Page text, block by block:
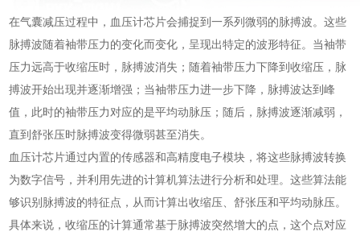
在气囊减压过程中，血压计芯片会捕捉到一系列微弱的脉搏波。这些
脉搏波随着袖带压力的变化而变化，呈现出特定的波形特征。当袖带
压力远高于收缩压时，脉搏波消失；随着袖带压力下降到收缩压，脉
搏波开始出现并逐渐增强；当袖带压力进一步下降，脉搏波达到峰
值，此时的袖带压力对应的是平均动脉压；随后，脉搏波逐渐减弱，
直到舒张压时脉搏波变得微弱甚至消失。
血压计芯片通过内置的传感器和高精度电子模块，将这些脉搏波转换
为数字信号，并利用先进的计算机算法进行分析和处理。这些算法能
够识别脉搏波的特征点，从而计算出收缩压、舒张压和平均动脉压。
具体来说，收缩压的计算通常基于脉搏波突然增大的点，这个点对应